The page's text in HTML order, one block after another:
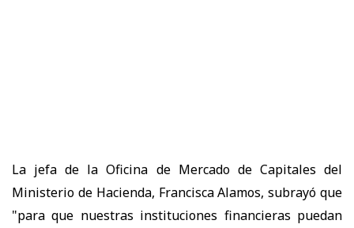
La jefa de la Oficina de Mercado de Capitales del
Ministerio de Hacienda, Francisca Alamos, subrayó que
"para que nuestras instituciones financieras puedan